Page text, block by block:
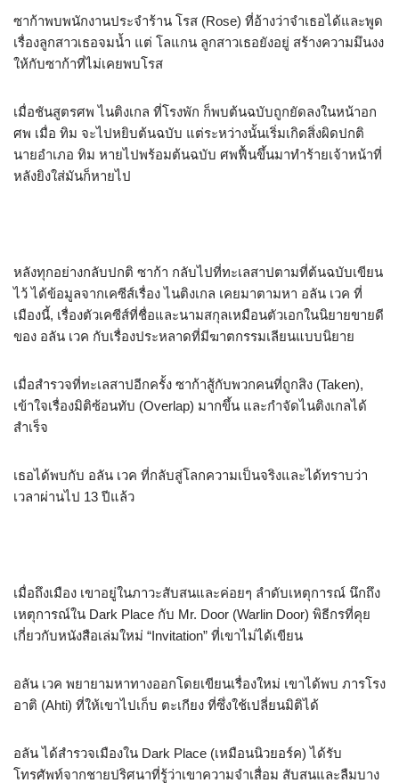
ซาก้าพบพนักงานประจำร้าน โรส (Rose) ที่อ้างว่าจำเธอได้และพูด
เรื่องลูกสาวเธอจมน้ำ แต่ โลแกน ลูกสาวเธอยังอยู่ สร้างความมึนงง
ให้กับซาก้าที่ไม่เคยพบโรส
เมื่อชันสูตรศพ ไนติงเกล ที่โรงพัก ก็พบต้นฉบับถูกยัดลงในหน้าอก
ศพ เมื่อ ทิม จะไปหยิบต้นฉบับ แต่ระหว่างนั้นเริ่มเกิดสิ่งผิดปกติ
นายอำเภอ ทิม หายไปพร้อมต้นฉบับ ศพฟื้นขึ้นมาทำร้ายเจ้าหน้าที่
หลังยิงใส่มันก็หายไป
หลังทุกอย่างกลับปกติ ซาก้า กลับไปที่ทะเลสาปตามที่ต้นฉบับเขียน
ไว้ ได้ข้อมูลจากเคซีส์เรื่อง ไนติงเกล เคยมาตามหา อลัน เวค ที่
เมืองนี้, เรื่องตัวเคซีส์ที่ชื่อและนามสกุลเหมือนตัวเอกในนิยายขายดี
ของ อลัน เวค กับเรื่องประหลาดที่มีฆาตกรรมเลียนแบบนิยาย
เมื่อสำรวจที่ทะเลสาปอีกครั้ง ซาก้าสู้กับพวกคนที่ถูกสิง (Taken),
เข้าใจเรื่องมิติซ้อนทับ (Overlap) มากขึ้น และกำจัดไนติงเกลได้
สำเร็จ
เธอได้พบกับ อลัน เวค ที่กลับสู่โลกความเป็นจริงและได้ทราบว่า
เวลาผ่านไป 13 ปีแล้ว
เมื่อถึงเมือง เขาอยู่ในภาวะสับสนและค่อยๆ ลำดับเหตุการณ์ นึกถึง
เหตุการณ์ใน Dark Place กับ Mr. Door (Warlin Door) พิธีกรที่คุย
เกี่ยวกับหนังสือเล่มใหม่ “Invitation” ที่เขาไม่ได้เขียน
อลัน เวค พยายามหาทางออกโดยเขียนเรื่องใหม่ เขาได้พบ ภารโรง
อาติ (Ahti) ที่ให้เขาไปเก็บ ตะเกียง ที่ซึ่งใช้เปลี่ยนมิติได้
อลัน ได้สำรวจเมืองใน Dark Place (เหมือนนิวยอร์ค) ได้รับ
โทรศัพท์จากชายปริศนาที่รู้ว่าเขาความจำเสื่อม สับสนและลืมบาง